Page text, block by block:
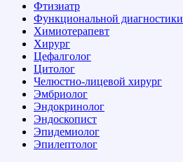
Фтизиатр
Функциональной диагностики
Химиотерапевт
Хирург
Цефалголог
Цитолог
Челюстно-лицевой хирург
Эмбриолог
Эндокринолог
Эндоскопист
Эпидемиолог
Эпилептолог